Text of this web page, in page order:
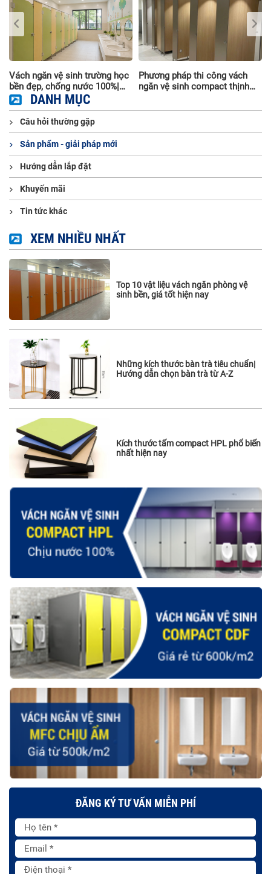
Phương pháp thi công vách
ngăn vệ sinh compact thịnh
hành nhất hiện nay
Bí quyết lựa chọn vách ngăn
vệ sinh cho bệnh viện
DANH MỤC
Câu hỏi thường gặp
Sản phẩm - giải pháp mới
Hướng dẫn lắp đặt
Khuyến mãi
Tin tức khác
XEM NHIỀU NHẤT
Top 10 vật liệu vách ngăn phòng vệ
sinh bền, giá tốt hiện nay
Những kích thước bàn trà tiêu chuẩn|
Hướng dẫn chọn bàn trà từ A-Z
Kích thước tấm compact HPL phổ biến
nhất hiện nay
ĐĂNG KÝ TƯ VẤN MIỄN PHÍ